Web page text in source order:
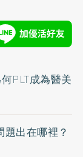
PLT成為醫美
出在哪裡？